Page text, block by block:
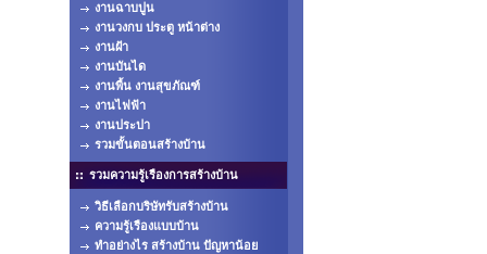
งานฉาบปูน
งานวงกบ ประตู หน้าต่าง
งานฝ้า
งานบันได
งานพื้น งานสุขภัณฑ์
งานไฟฟ้า
งานประปา
รวมขั้นตอนสร้างบ้าน
รวมความรู้เรืองการสร้างบ้าน
วิธีเลือกบริษัทรับสร้างบ้าน
ความรู้เรืองแบบบ้าน
ทำอย่างไร สร้างบ้าน ปัญหาน้อย